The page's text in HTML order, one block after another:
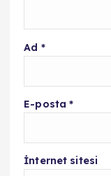
Ad *
E-posta*
İnternet sitesi